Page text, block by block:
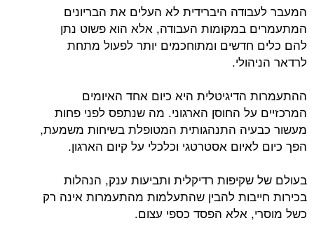
המעבר לעבודה היברידית לא העלים את הבריונים
המתעמרים במקומות העבודה, אלא הוא פשוט נתן
להם כלים חדשים ומתוחכמים יותר לפעול מתחת
לרדאר הניהולי.
ההתעמרות הדיגיטלית היא כיום אחד האיומים
המרכזיים על החוסן הארגוני. מה שנתפס לפני פחות
מעשור כבעיה התנהגותית המטופלת בשיחות משמעת,
הפך כיום לאיום אסטרטגי וכלכלי על קיום הארגון.
בעולם של שקיפות רדיקלית ותביעות ענק, הנהלות
בכירות חייבות להבין שהתעלמות מהתעמרות אינה רק
כשל מוסרי, אלא הפסד כספי עצום.